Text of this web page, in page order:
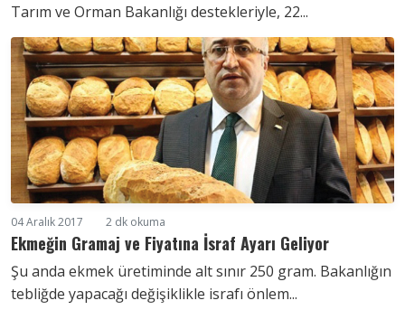
Tarım ve Orman Bakanlığı destekleriyle, 22...
04 Aralık 2017 2 dk okuma
Ekmeğin Gramaj ve Fiyatına İsraf Ayarı Geliyor
Şu anda ekmek üretiminde alt sınır 250 gram. Bakanlığın
tebliğde yapacağı değişiklikle israfı önlem...